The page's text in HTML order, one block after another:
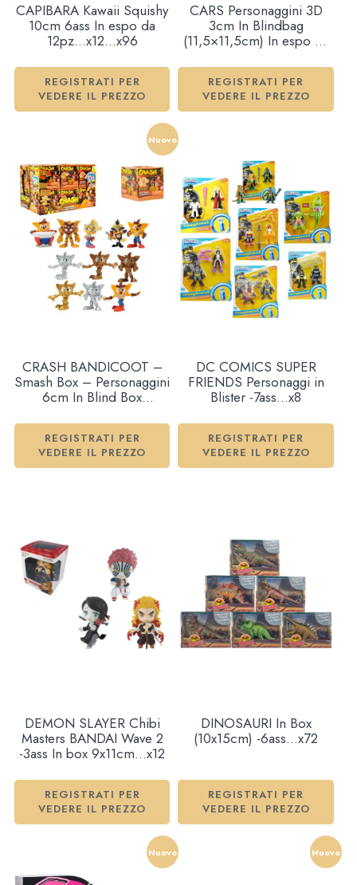
CAPIBARA Kawaii Squishy
10cm 6ass In espo da
12pz…x12…x96
REGISTRATI PER
VEDERE IL PREZZO
CARS Personaggini 3D
3cm In Blindbag
(11,5×11,5cm) In espo da
REGISTRATI PER
VEDERE IL PREZZO
Nuovo
CRASH BANDICOOT –
Smash Box – Personaggini
6cm In Blind Box
11ass…x12
REGISTRATI PER
VEDERE IL PREZZO
DC COMICS SUPER
FRIENDS Personaggi in
Blister -7ass…x8
REGISTRATI PER
VEDERE IL PREZZO
DEMON SLAYER Chibi
Masters BANDAI Wave 2
-3ass In box 9x11cm…x12
REGISTRATI PER
VEDERE IL PREZZO
DINOSAURI In Box
(10x15cm) -6ass…x72
REGISTRATI PER
VEDERE IL PREZZO
Nuovo Nuovo